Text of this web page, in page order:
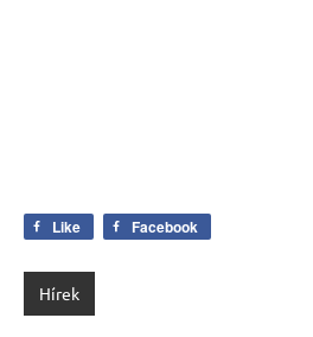
Like Facebook
Hírek